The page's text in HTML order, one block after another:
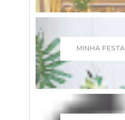
MINHA FESTA